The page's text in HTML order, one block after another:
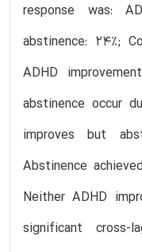
response was:
abstinence: 24%;
ADHD
abstinence occur
improves but
Abstinence
Neither ADHD
significant cross-